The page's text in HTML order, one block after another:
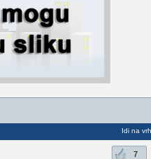
Idi na vrh
7